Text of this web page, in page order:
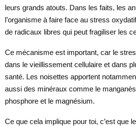
leurs grands atouts. Dans les faits, les
l’organisme à faire face au stress
de radicaux libres qui peut fragiliser les
Ce mécanisme est important, car le
dans le vieillissement cellulaire et dans
santé. Les noisettes apportent
aussi des minéraux comme le
phosphore et le magnésium.
Ce que cela implique pour toi, c’est que